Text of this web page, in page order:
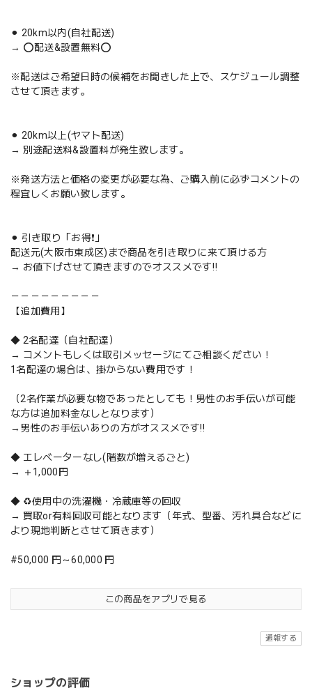
⚫︎ 20km以内(自社配送)
→ ⭕️配送&設置無料⭕️
※配送はご希望日時の候補をお聞きした上で、スケジュール調整
させて頂きます。
⚫︎ 20km以上(ヤマト配送)
→ 別途配送料&設置料が発生致します。
※発送方法と価格の変更が必要な為、ご購入前に必ずコメントの
程宜しくお願い致します。
⚫︎ 引き取り「お得❗️」
配送元(大阪市東成区)まで商品を引き取りに来て頂ける方
→ お値下げさせて頂きますのでオススメです‼️
－－－－－－－－－
【追加費用】
◆ 2名配達（自社配達）
→ コメントもしくは取引メッセージにてご相談ください！
1名配達の場合は、掛からない費用です！
（2名作業が必要な物であったとしても！男性のお手伝いが可能
な方は追加料金なしとなります）
→男性のお手伝いありの方がオススメです‼️
◆ エレベーターなし(階数が増えるごと)
→ ＋1,000円
◆ ♻️使用中の洗濯機・冷蔵庫等の回収
→ 買取or有料回収可能となります（年式、型番、汚れ具合などに
より現地判断とさせて頂きます）
#50,000 円～60,000 円
この商品をアプリで見る
通報する
ショップの評価